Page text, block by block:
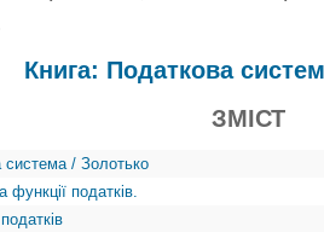
Книга: Податкова
ЗМІСТ
система / Золотько
функції податків.